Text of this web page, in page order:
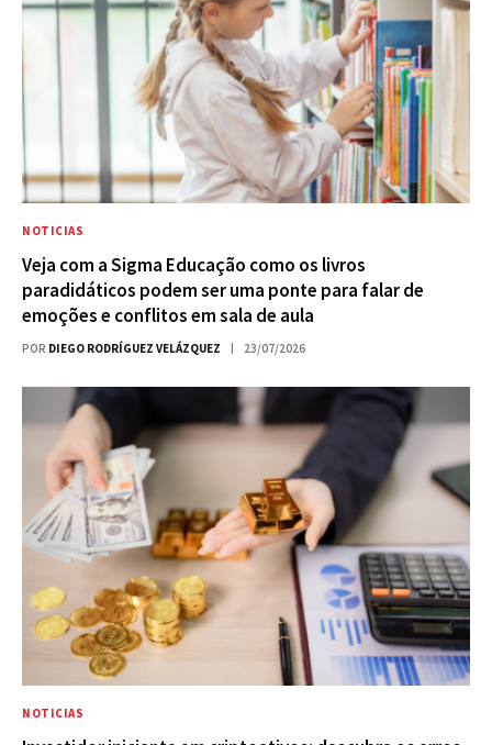
NOTICIAS
Veja com a Sigma Educação como os livros
paradidáticos podem ser uma ponte para falar de
emoções e conflitos em sala de aula
POR DIEGO RODRÍGUEZ VELÁZQUEZ 23/07/2026
NOTICIAS